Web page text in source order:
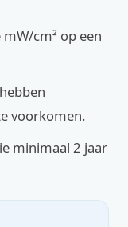
cm² op een
voorkomen.
minimaal 2 jaar